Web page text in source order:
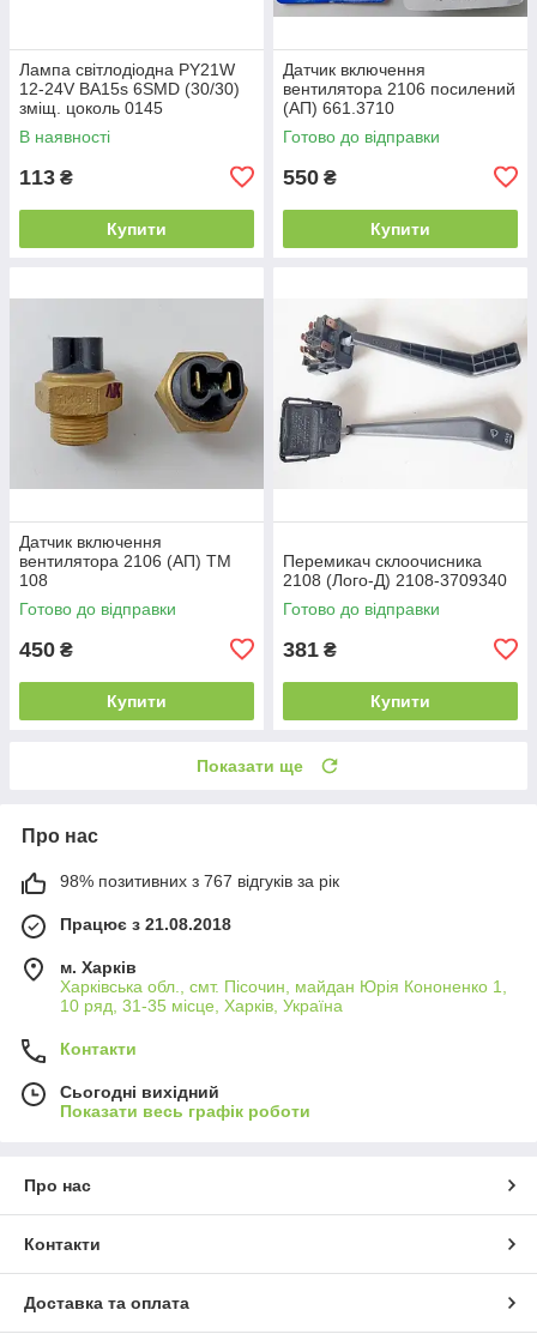
Лампа світлодіодна PY21W
12-24V BA15s 6SMD (30/30)
зміщ. цоколь 0145
В наявності
113 ₴
Купити
Датчик включення
вентилятора 2106 посилений
(АП) 661.3710
Готово до відправки
550 ₴
Купити
Датчик включення
вентилятора 2106 (АП) ТМ
108
Готово до відправки
450 ₴
Купити
Перемикач склоочисника
2108 (Лoго-Д) 2108-3709340
Готово до відправки
381 ₴
Купити
Показати ще
Про нас
98% позитивних з 767 відгуків за рік
Працює з 21.08.2018
м. Харків
Харківська обл., смт. Пісочин, майдан Юрія Кононенко 1,
10 ряд, 31-35 місце, Харків, Україна
Контакти
Сьогодні вихідний
Показати весь графік роботи
Про нас
Контакти
Доставка та оплата